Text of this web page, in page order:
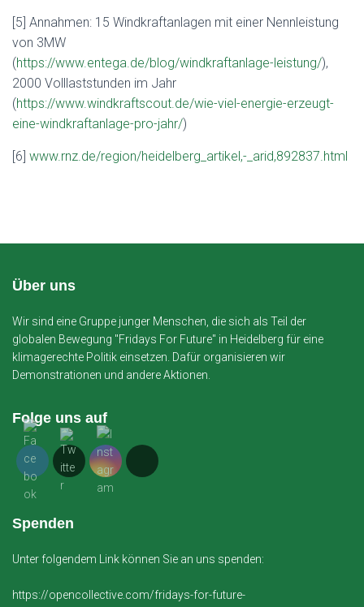
[5] Annahmen: 15 Windkraftanlagen mit einer Nennleistung
von 3MW
(https://www.entega.de/blog/windkraftanlage-leistung/),
2000 Volllaststunden im Jahr
(https://www.windkraftscout.de/wie-viel-energie-erzeugt-
eine-windkraftanlage-pro-jahr/)
[6] www.rnz.de/region/heidelberg_artikel,-_arid,892837.html
Über uns
Wir sind eine Gruppe junger Menschen, die sich als Teil der
globalen Bewegung "Fridays For Future" in Heidelberg für eine
klimagerechte Politik einsetzen. Dafür organisieren wir
Demonstrationen und andere Aktionen.
Folge uns auf
Spenden
Unter folgendem Link können Sie an uns spenden:
https://opencollective.com/fridays-for-future-